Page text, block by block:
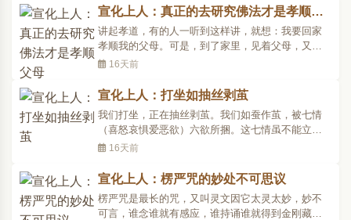
就很大的,无论怎么用香水来擦,怎么样涂香粉,还是那
么臭,臭不可闻。所以本来男人都欢喜女人,一闻到这
股臭..
宣化上人：真正的去研究佛法才是孝顺父
母
讲起孝道，有的人一听到这样讲，就想：我要回家
孝顺我的父母。可是，到了家里，见着父母，又忘
了孝。为什么忘了？就因为我们没有明白什么是真
法。你在这儿研究佛法，就是孝顺父母，不是说我
回到家里去，才是孝顺父母；可是到了家里，又忘
了孝顺父母。你在..
16天前
宣化上人：打坐如抽丝剥茧
我们打坐，正在抽丝剥茧。我们如蚕作茧，被七情
（喜怒哀惧爱恶欲）六欲所捆。这七情虽不能立刻
断尽，也得一点一点把它减轻。喜：不要过份喜
星之火，能烧功德之林，千日打柴一火焚。你坐禅
时心平气和，坐得很平安，一旦发脾气则百病丛
生，周身骨节疼痛，因..
16天前
宣化上人：楞严咒的妙处不可思议
楞严咒是最长的咒，又叫灵文因它太灵太妙，妙不
可言，谁念谁就有感应，谁持诵谁就得到金刚藏菩